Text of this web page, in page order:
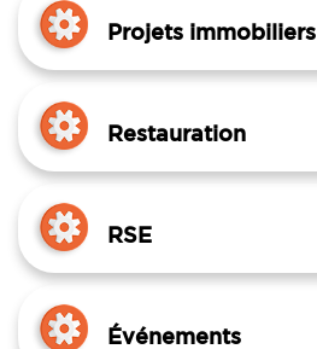
Projets immobiliers
Restauration
RSE
Événements